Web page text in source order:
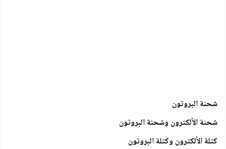
شحنة البروتون
شحنة الألكترون وشحنة البروتون
كتلة الألكترون وكتلة البروتون